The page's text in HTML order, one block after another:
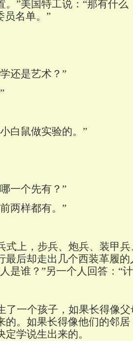
。”美国特工说：“那有什
员名单。”
还是艺术？”
白鼠做实验的。”
一个先有？”
两样都有。”
式上，步兵、炮兵、装甲
最后却走出几个西装革履
是谁？”另一个人回答：“
了一个孩子，如果长得像
的。如果长得像他们的邻
学说生出来的。